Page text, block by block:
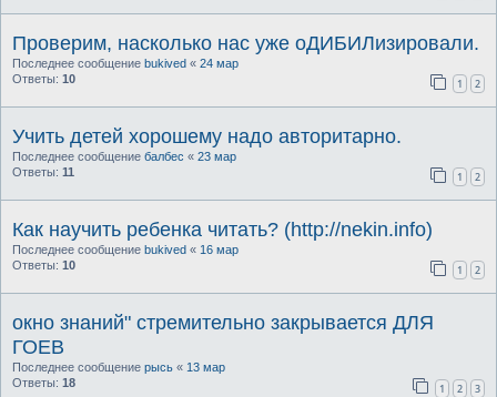
Проверим, насколько нас уже оДИБИЛизировали.
Последнее сообщение bukived « 24 мар
Ответы: 10 1 2
Учить детей хорошему надо авторитарно.
Последнее сообщение балбес « 23 мар
Ответы: 11 1 2
Как научить ребенка читать? (http://nekin.info)
Последнее сообщение bukived « 16 мар
Ответы: 10 1 2
окно знаний" стремительно закрывается ДЛЯ
ГОЕВ
Последнее сообщение рысь « 13 мар
Ответы: 18 1 2 3